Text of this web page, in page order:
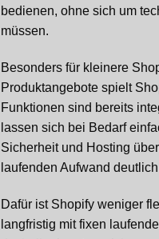
bedienen, ohne sich um
müssen.
Besonders für kleinere
Produktangebote spielt
Funktionen sind bereits
lassen sich bei Bedarf
Sicherheit und Hosting
laufenden Aufwand
Dafür ist Shopify weniger
langfristig mit fixen